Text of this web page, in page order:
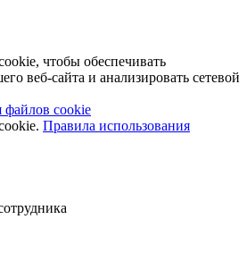
чтобы обеспечивать
веб-сайта и анализировать сетевой
файлов cookie
Правила использования